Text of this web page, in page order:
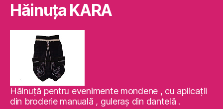
Hăinuţa KARA
Hăinuţă pentru evenimente mondene , cu aplicaţii
din broderie manuală , guleraş din dantelă .